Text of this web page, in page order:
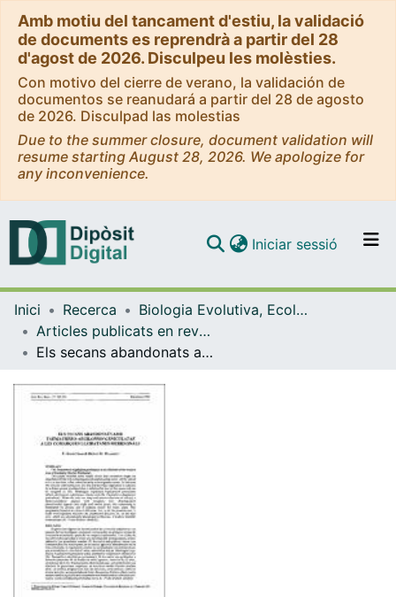
Amb motiu del tancament d'estiu, la validació
de documents es reprendrà a partir del 28
d'agost de 2026. Disculpeu les molèsties.
Con motivo del cierre de verano, la validación de
documentos se reanudará a partir del 28 de agosto
de 2026. Disculpad las molestias
Due to the summer closure, document validation will
resume starting August 28, 2026. We apologize for
any inconvenience.
Navega per tot el DD
Iniciar sessió (current)
Inici Recerca
Biologia Evolutiva, Ecologia i Ciències Ambientals
Articles publicats en revistes (Biologia Evolutiva, Ecologia i Ciències Ambientals)
Els secans abandonats amb Taeniathero-Aegilopion Geniculatae a les comarques lleidatanes meridionals